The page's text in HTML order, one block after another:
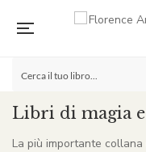
Libri di magia
La più importante